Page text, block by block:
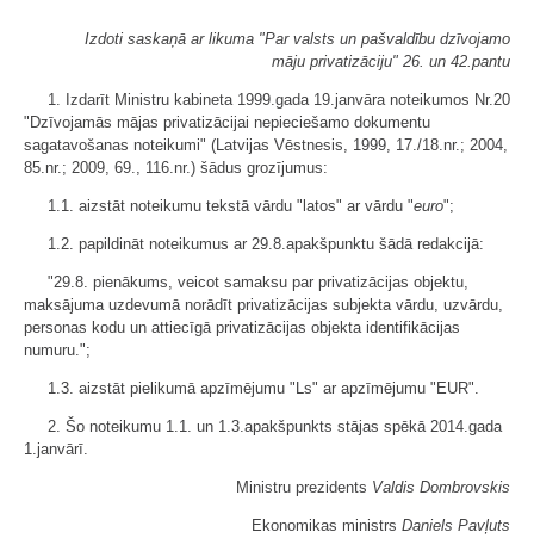
Izdoti saskaņā ar likuma "Par valsts un pašvaldību dzīvojamo
māju privatizāciju" 26. un 42.pantu
1. Izdarīt Ministru kabineta 1999.gada 19.janvāra noteikumos Nr.20
"Dzīvojamās mājas privatizācijai nepieciešamo dokumentu
sagatavošanas noteikumi" (Latvijas Vēstnesis, 1999, 17./18.nr.; 2004,
85.nr.; 2009, 69., 116.nr.) šādus grozījumus:
1.1. aizstāt noteikumu tekstā vārdu "latos" ar vārdu "euro";
1.2. papildināt noteikumus ar 29.8.apakšpunktu šādā redakcijā:
"29.8. pienākums, veicot samaksu par privatizācijas objektu,
maksājuma uzdevumā norādīt privatizācijas subjekta vārdu, uzvārdu,
personas kodu un attiecīgā privatizācijas objekta identifikācijas
numuru.";
1.3. aizstāt pielikumā apzīmējumu "Ls" ar apzīmējumu "EUR".
2. Šo noteikumu 1.1. un 1.3.apakšpunkts stājas spēkā 2014.gada
1.janvārī.
Ministru prezidents Valdis Dombrovskis
Ekonomikas ministrs Daniels Pavļuts